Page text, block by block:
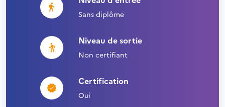
Sans diplôme
Niveau de sortie
Non certifiant
Certification
Oui